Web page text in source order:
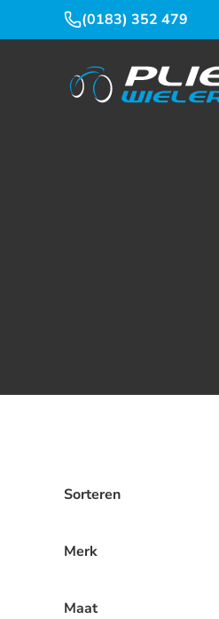
(0183) 352 479
Sorteren
Merk
Maat